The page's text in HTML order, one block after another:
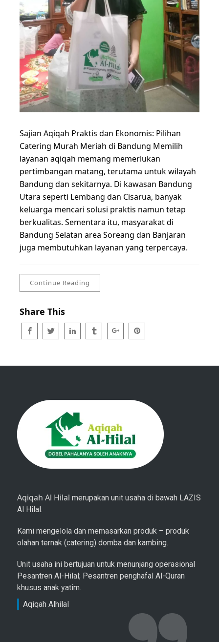
Sajian Aqiqah Praktis dan Ekonomis: Pilihan
Catering Murah Meriah di Bandung Memilih
layanan aqiqah memang memerlukan
pertimbangan matang, terutama untuk wilayah
Bandung dan sekitarnya. Di kawasan Bandung
Utara seperti Lembang dan Cisarua, banyak
keluarga mencari solusi praktis namun tetap
berkualitas. Sementara itu, masyarakat di
Bandung Selatan area Soreang dan Banjaran
juga membutuhkan layanan yang terpercaya.
Continue Reading
Share This
Aqiqah Al Hilal merupakan unit usaha di bawah LAZIS
Al Hilal.
Kami mengelola dan memasarkan produk – produk
olahan ternak (catering) domba dan kambing.
Unit usaha ini bertujuan untuk menunjang operasional
Pesantren Al-Hilal; Pesantren penghafal Al-Quran
khusus anak yatim.
Aqiqah Alhilal